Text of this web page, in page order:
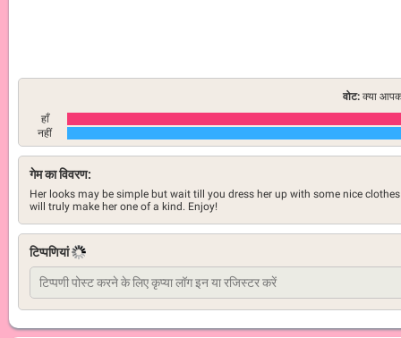
वोट: क्या
हाँ
नहीं
गेम का विवरण:
Her looks may be simple but wait till you dress her up with some nice
will truly make her one of a kind. Enjoy!
टिप्पणियां